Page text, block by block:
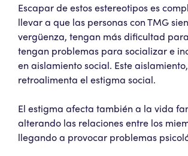
Escapar de estos estereotipos es
llevar a que las personas con TMG
vergüenza, tengan más dificultad
tengan problemas para socializar e
en aislamiento social. Este
retroalimenta el estigma social.
El estigma afecta también a la vida
alterando las relaciones entre los
llegando a provocar problemas